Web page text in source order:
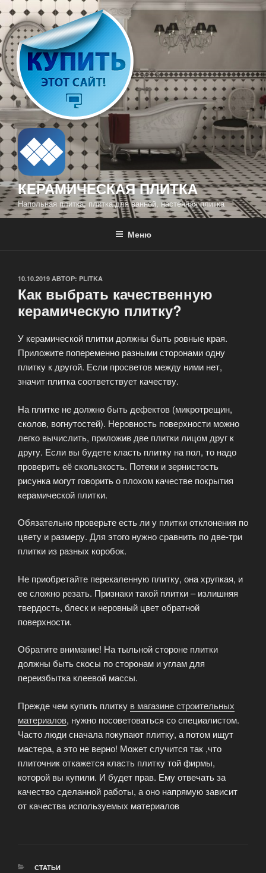
Перейти
содержимому
КЕРАМИЧЕСКАЯ ПЛИТКА
Напольная плитка, плитка для ванной, настенная плитка
Меню
ОПУБЛИКОВАНО
10.10.2019 АВТОР: PLITKA
Как выбрать качественную
керамическую плитку?
У керамической плитки должны быть ровные края.
Приложите попеременно разными сторонами одну
плитку к другой. Если просветов между ними нет,
значит плитка соответствует качеству.
На плитке не должно быть дефектов (микротрещин,
сколов, вогнутостей). Неровность поверхности можно
легко вычислить, приложив две плитки лицом друг к
другу. Если вы будете класть плитку на пол, то надо
проверить её скользкость. Потеки и зернистость
рисунка могут говорить о плохом качестве покрытия
керамической плитки.
Обязательно проверьте есть ли у плитки отклонения по
цвету и размеру. Для этого нужно сравнить по две-три
плитки из разных коробок.
Не приобретайте перекаленную плитку, она хрупкая, и
ее сложно резать. Признаки такой плитки – излишняя
твердость, блеск и неровный цвет обратной
поверхности.
Обратите внимание! На тыльной стороне плитки
должны быть скосы по сторонам и углам для
переизбытка клеевой массы.
Прежде чем купить плитку в магазине строительных
материалов, нужно посоветоваться со специалистом.
Часто люди сначала покупают плитку, а потом ищут
мастера, а это не верно! Может случится так ,что
плиточник откажется класть плитку той фирмы,
которой вы купили. И будет прав. Ему отвечать за
качество сделанной работы, а оно напрямую зависит
от качества используемых материалов
РУБРИКИ
СТАТЬИ